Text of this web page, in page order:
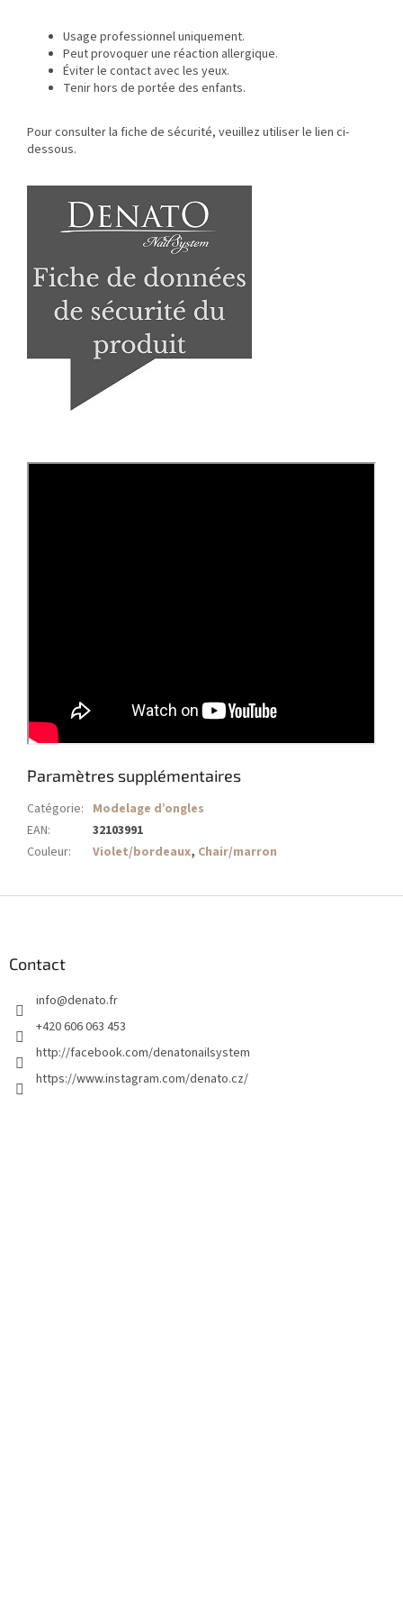
Usage professionnel uniquement.
Peut provoquer une réaction allergique.
Éviter le contact avec les yeux.
Tenir hors de portée des enfants.
Pour consulter la fiche de sécurité, veuillez utiliser le lien ci-
dessous.
Paramètres supplémentaires
Catégorie: Modelage d’ongles
EAN:
32103991
Couleur: Violet/bordeaux, Chair/marron
Contact
info@denato.fr
+420 606 063 453
http://facebook.com/denatonailsystem
https://www.instagram.com/denato.cz/